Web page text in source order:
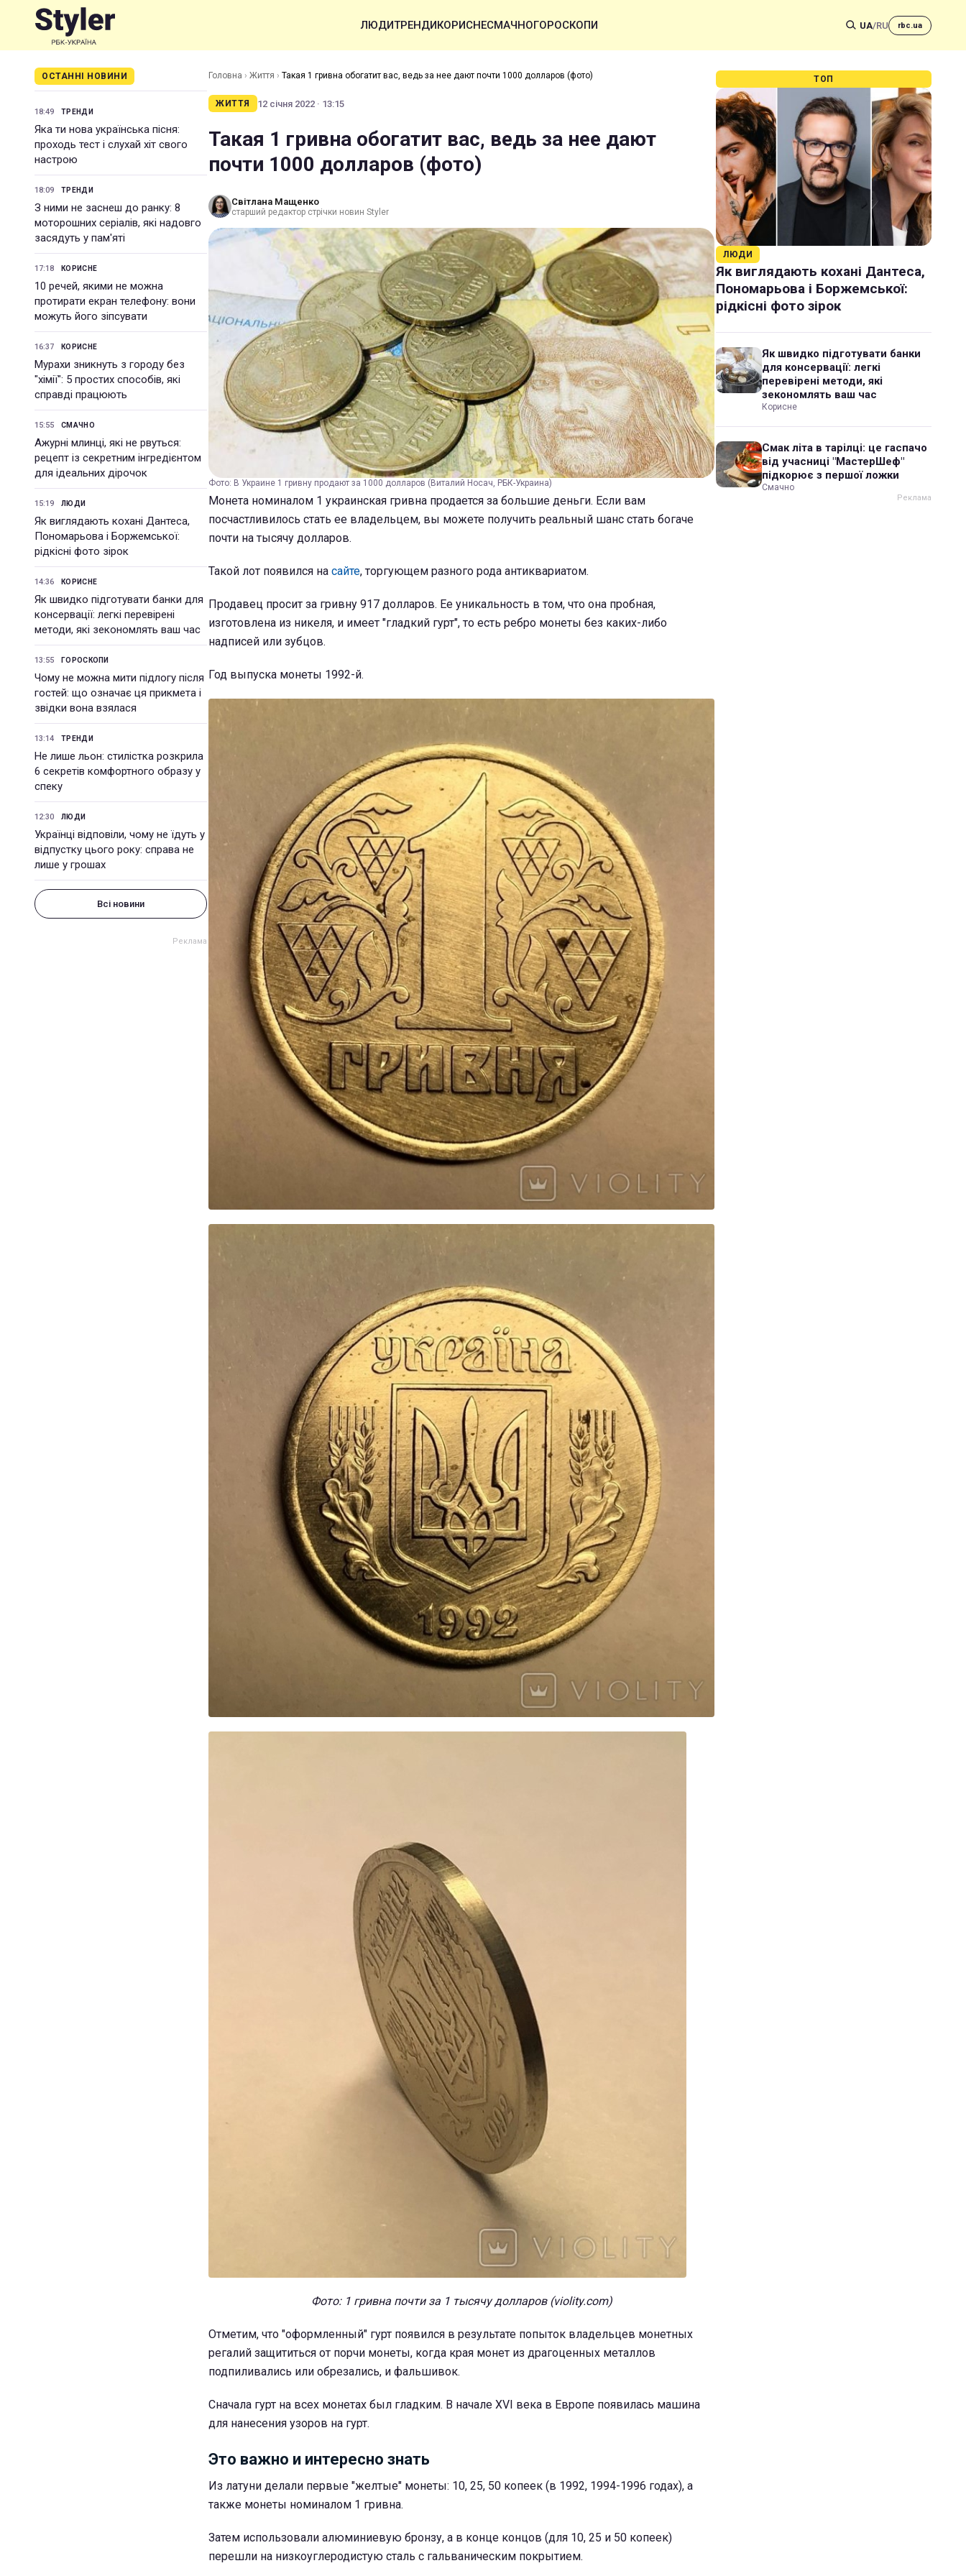
ЛЮДИТРЕНДИКОРИСНЕСМАЧНОГОРОСКОПИ UA/RU rbc.ua
ОСТАННІ НОВИНИ
18:49 ТРЕНДИ
Яка ти нова українська пісня:
проходь тест і слухай хіт свого
настрою
18:09 ТРЕНДИ
З ними не заснеш до ранку: 8
моторошних серіалів, які надовго
засядуть у пам'яті
17:18 КОРИСНЕ
10 речей, якими не можна
протирати екран телефону: вони
можуть його зіпсувати
16:37 КОРИСНЕ
Мурахи зникнуть з городу без
"хімії": 5 простих способів, які
справді працюють
15:55 СМАЧНО
Ажурні млинці, які не рвуться:
рецепт із секретним інгредієнтом
для ідеальних дірочок
15:19 ЛЮДИ
Як виглядають кохані Дантеса,
Пономарьова і Боржемської:
рідкісні фото зірок
14:36 КОРИСНЕ
Як швидко підготувати банки для
консервації: легкі перевірені
методи, які зекономлять ваш час
13:55 ГОРОСКОПИ
Чому не можна мити підлогу після
гостей: що означає ця прикмета і
звідки вона взялася
13:14 ТРЕНДИ
Не лише льон: стилістка розкрила
6 секретів комфортного образу у
спеку
12:30 ЛЮДИ
Українці відповіли, чому не їдуть у
відпустку цього року: справа не
лише у грошах
Всі новини
Головна › Життя › Такая 1 гривна обогатит вас, ведь за нее дают почти 1000 долларов (фото)
ЖИТТЯ 12 січня 2022 · 13:15
Такая 1 гривна обогатит вас, ведь за нее дают
почти 1000 долларов (фото)
Світлана Мащенко
старший редактор стрічки новин Styler
Фото: В Украине 1 гривну продают за 1000 долларов (Виталий Носач, РБК-Украина)
Монета номиналом 1 украинская гривна продается за большие деньги. Если вам
посчастливилось стать ее владельцем, вы можете получить реальный шанс стать богаче
почти на тысячу долларов.
Такой лот появился на сайте, торгующем разного рода антиквариатом.
Продавец просит за гривну 917 долларов. Ее уникальность в том, что она пробная,
изготовлена из никеля, и имеет "гладкий гурт", то есть ребро монеты без каких-либо
надписей или зубцов.
Год выпуска монеты 1992-й.
Фото: 1 гривна почти за 1 тысячу долларов (violity.com)
Отметим, что "оформленный" гурт появился в результате попыток владельцев монетных
регалий защититься от порчи монеты, когда края монет из драгоценных металлов
подпиливались или обрезались, и фальшивок.
Сначала гурт на всех монетах был гладким. В начале XVI века в Европе появилась машина
для нанесения узоров на гурт.
Это важно и интересно знать
Из латуни делали первые "желтые" монеты: 10, 25, 50 копеек (в 1992, 1994-1996 годах), а
также монеты номиналом 1 гривна.
Затем использовали алюминиевую бронзу, а в конце концов (для 10, 25 и 50 копеек)
перешли на низкоуглеродистую сталь с гальваническим покрытием.
ТОП
ЛЮДИ
Як виглядають кохані Дантеса,
Пономарьова і Боржемської:
рідкісні фото зірок
Як швидко підготувати банки
для консервації: легкі
перевірені методи, які
зекономлять ваш час
Корисне
Смак літа в тарілці: це гаспачо
від учасниці "МастерШеф"
підкорює з першої ложки
Смачно